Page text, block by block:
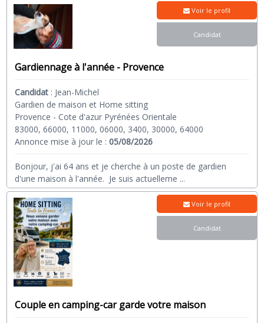
Gardiennage à l'année - Provence
Candidat : Jean-Michel
Gardien de maison et Home sitting
Provence - Cote d'azur Pyrénées Orientale
83000, 66000, 11000, 06000, 3400, 30000, 64000
Annonce mise à jour le :05/08/2026
Bonjour, j'ai 64 ans et je cherche à un poste de gardien
d'une maison à l'année. Je suis actuelleme ...
Voir le profil
Candidat
Couple en camping-car garde votre maison
Voir le profil
Candidat